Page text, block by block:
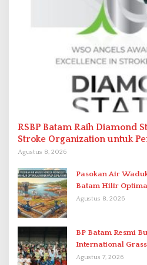
RSBP Batam Raih Diamond
Stroke Organization untuk
Berstandar Internasional
Agustus 8, 2026
Pasokan Air
Batam Hilir
Antar-IPAM
Agustus 8, 2026
BP Batam Resmi
International
di Stadion
Agustus 7, 2026